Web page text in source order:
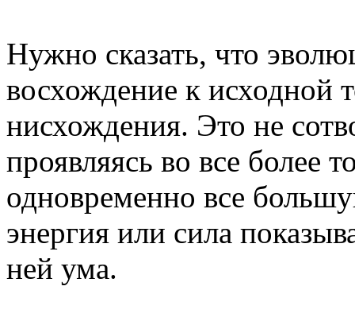
Нужно сказать, что
восхождение к исходной
нисхождения. Это не
проявляясь во все более
одновременно все
энергия или сила
ней ума.